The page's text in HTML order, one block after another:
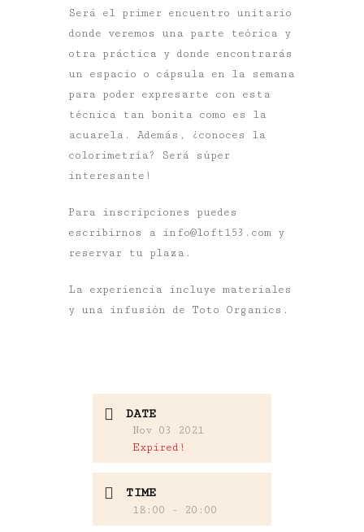
Será el primer encuentro unitario
donde veremos una parte teórica y
otra práctica y donde encontrarás
un espacio o cápsula en la semana
para poder expresarte con esta
técnica tan bonita como es la
acuarela. Además, ¿conoces la
colorimetría? Será súper
interesante!
Para inscripciones puedes
escribirnos a info@loft153.com y
reservar tu plaza.
La experiencia incluye materiales
y una infusión de Toto Organics.
DATE
Nov 03 2021
Expired!
TIME
18:00 - 20:00